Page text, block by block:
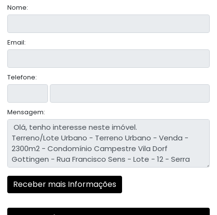
Nome:
Email:
Telefone:
Mensagem: